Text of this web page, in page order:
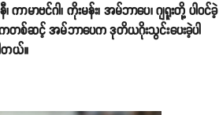
ာမာဗင်ဂါ၊ ကိုးမန်း၊ အမ်ဘာပေ၊ ဂျရူးတို့ ပါဝင်ခဲ့
တစ်ဆင့် အမ်ဘာပေက ဒုတိယဂိုးသွင်းပေးခဲ့ပါ
တယ်။